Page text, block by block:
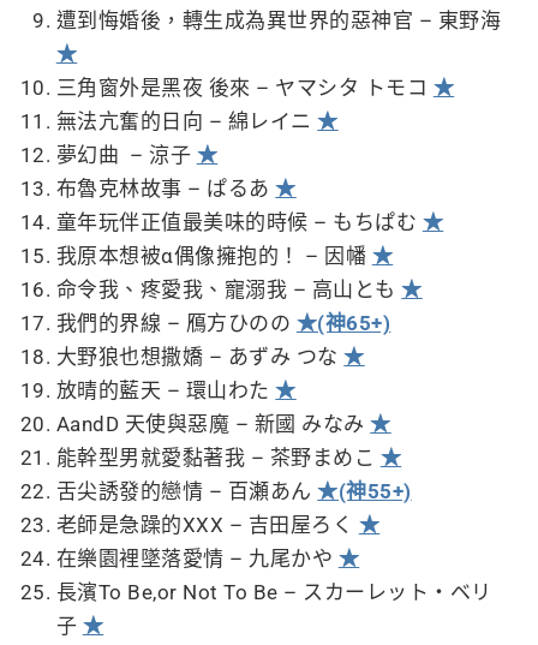
遭到悔婚後，轉生成為異世界的惡神官 – 東野海
★
三角窗外是黑夜 後來 – ヤマシタ トモコ ★
無法亢奮的日向 – 綿レイニ★
夢幻曲 – 涼子 ★
布魯克林故事 – ぱるあ★
童年玩伴正值最美味的時候 – もちぱむ ★
我原本想被α偶像擁抱的！ – 因幡 ★
命令我、疼愛我、寵溺我 – 高山とも★
我們的界線 – 鴈方ひのの ★(神65+)
大野狼也想撒嬌 – あずみ つな★
放晴的藍天 – 環山わた★
AandD 天使與惡魔 – 新國 みなみ★
能幹型男就愛黏著我 – 茶野まめこ ★
舌尖誘發的戀情 – 百瀬あん★(神55+)
老師是急躁的XXX – 吉田屋ろく ★
在樂園裡墜落愛情 – 九尾かや ★
長濱To Be,or Not To Be – スカーレット・ベリ
子 ★